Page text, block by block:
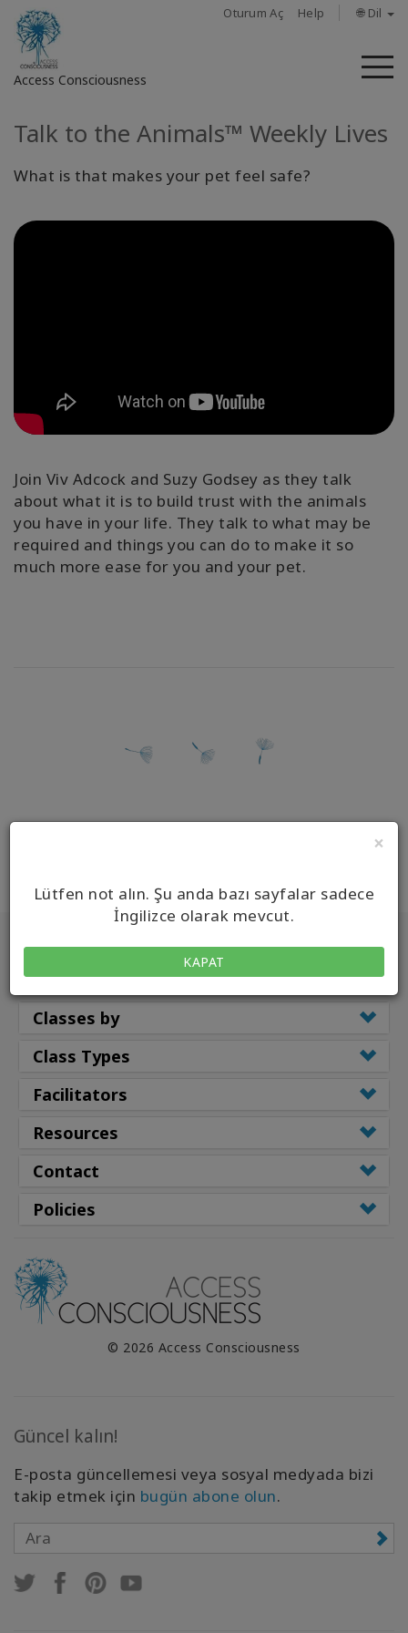
×
Lütfen not alın. Şu anda bazı sayfalar sadece
İngilizce olarak mevcut.
KAPAT
Oturum Aç Help 🌐 Dil
Access Consciousness
Hesabınızda
açın
Hakkında
Kolaylaştırıcılar
Shop
More
Mutluluğunuzu
Talk to the Animals™ Weekly Lives
What is that makes your pet feel safe?
Join Viv Adcock and Suzy Godsey as they talk
about what it is to build trust with the animals
you have in your life. They talk to what may be
required and things you can do to make it so
much more ease for you and your pet.
Main
Classes
Classes by
Class Types
Facilitators
Resources
Contact
Policies
© 2026 Access Consciousness
Güncel kalın!
E-posta güncellemesi veya sosyal medyada bizi
takip etmek için bugün abone olun.